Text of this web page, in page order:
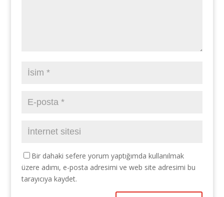
Bir dahaki sefere yorum yaptığımda kullanılmak
üzere adımı, e-posta adresimi ve web site adresimi bu
tarayıcıya kaydet.